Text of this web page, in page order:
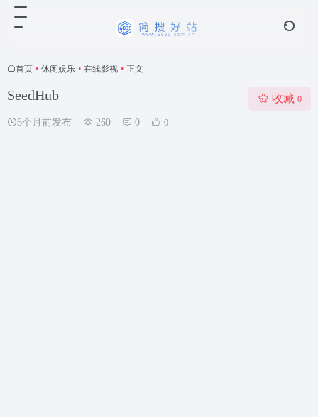
首页 • 休闲娱乐 • 在线影视 • 正文
SeedHub
6个月前发布 260 0 0
收藏 0